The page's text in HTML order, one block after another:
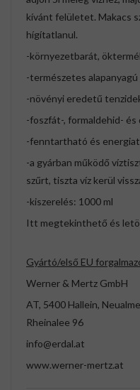
kívánt felületet. Makacs
hígítatlanul.
-környezetbarát,
-természetes
-növényi eredetű
-foszfát-, formaldehid-
-fenntartható és
-a gyárban működő
szűrt, tiszta víz kerül
-kiszerelés: 1000 ml
Itt megtekinthető és
Gyártó/első EU
Werner & Mertz GmbH
AT, 5400 Hallein,
Rheinalee 96
info@erdal.at
www.werner-mertz.at